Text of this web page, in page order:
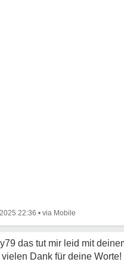
22:36 •
das tut mir leid mit
Dank für deine Worte!